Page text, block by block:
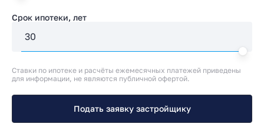
Срок ипотеки, лет
Ставки по ипотеке и расчёты ежемесячных платежей приведены
для информации, не являются публичной офертой.
Подать заявку застройщику